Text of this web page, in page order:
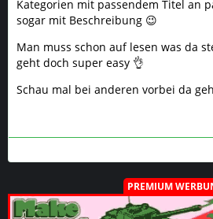
Kategorien mit passendem Titel an
sogar mit Beschreibung 😉
Man muss schon auf lesen was da
geht doch super easy 👌
Schau mal bei anderen vorbei da
PREMIUM